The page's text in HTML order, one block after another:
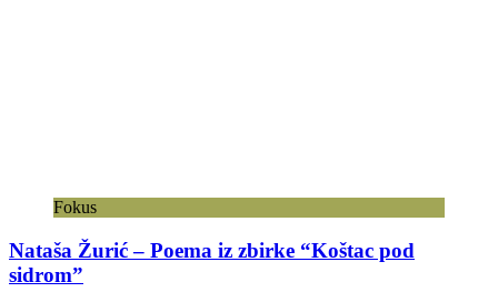
Fokus
Nataša Žurić – Poema iz zbirke “Koštac pod
sidrom”